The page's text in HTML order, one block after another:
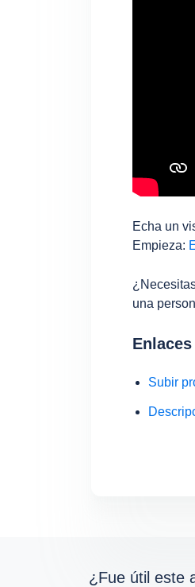
Echa un
Empieza:
una
Subir
¿Fue útil este